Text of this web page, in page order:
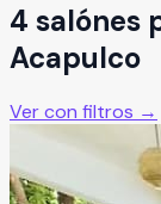
4 salónes
Acapulco
Ver con filtros →